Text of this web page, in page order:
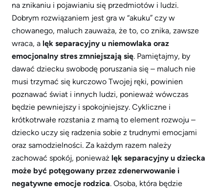
na znikaniu i pojawianiu się przedmiotów i ludzi.
Dobrym rozwiązaniem jest gra w “akuku” czy w
chowanego, maluch zauważa, że to, co znika, zawsze
wraca, a lęk separacyjny u niemowlaka oraz
emocjonalny stres zmniejszają się. Pamiętajmy, by
dawać dziecku swobodę poruszania się – maluch nie
musi trzymać się kurczowo Twojej ręki, powinien
poznawać świat i innych ludzi, ponieważ wówczas
będzie pewniejszy i spokojniejszy. Cykliczne i
krótkotrwałe rozstania z mamą to element rozwoju –
dziecko uczy się radzenia sobie z trudnymi emocjami
oraz samodzielności. Za każdym razem należy
zachować spokój, ponieważ lęk separacyjny u dziecka
może być potęgowany przez zdenerwowanie i
negatywne emocje rodzica. Osoba, która będzie